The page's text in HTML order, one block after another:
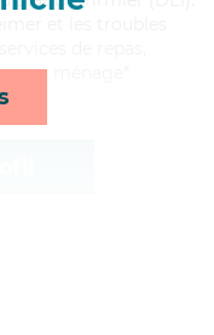
et ménage*